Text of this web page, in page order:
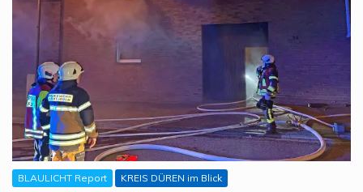
BLAULICHT Report KREIS DÜREN im Blick